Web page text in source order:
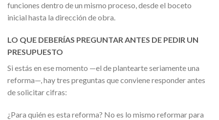
funciones dentro de un mismo proceso, desde el boceto
inicial hasta la dirección de obra.
LO QUE DEBERÍAS PREGUNTAR ANTES DE PEDIR UN
PRESUPUESTO
Si estás en ese momento —el de plantearte seriamente una
reforma—, hay tres preguntas que conviene responder antes
de solicitar cifras:
¿Para quién es esta reforma? No es lo mismo reformar para